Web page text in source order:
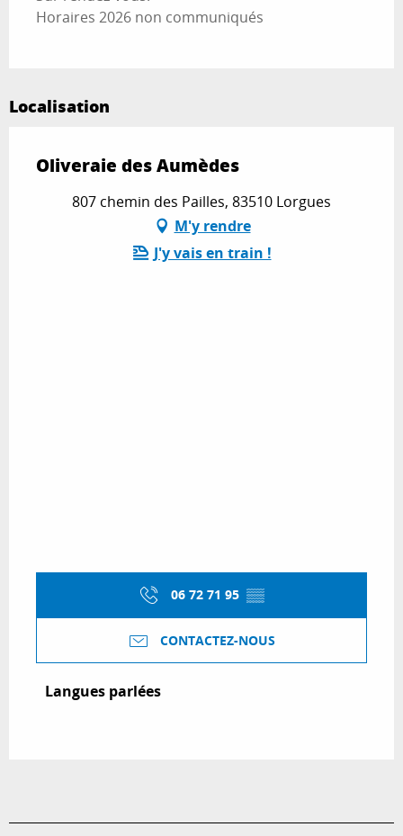
Horaires 2026 non communiqués
Localisation
Oliveraie des Aumèdes
807 chemin des Pailles, 83510 Lorgues
M'y rendre
J'y vais en train !
06 72 71 95 ▒▒
CONTACTEZ-NOUS
Langues parlées
Langues parlées